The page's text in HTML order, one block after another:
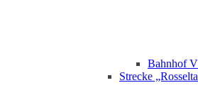
Bahnhof
Strecke